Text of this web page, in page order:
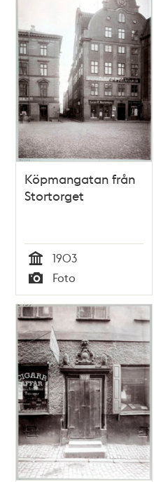
Köpmangatan från
Stortorget
Tid
1903
Typ
Foto